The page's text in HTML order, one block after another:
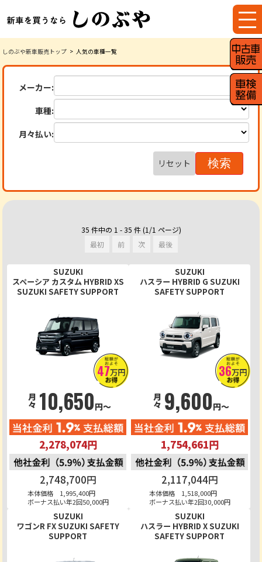
しのぶや新車販売トップ 人気の車種一覧
メーカー:
車種:
月々払い:
リセット
35 件中の 1 - 35 件 (1/1 ページ)
最初
前 次 最後
SUZUKI
スペーシア カスタム HYBRID XS
SUZUKI SAFETY SUPPORT
47万円
月々 10,650円～
2,278,074円
2,748,700円
本体価格 1,995,400円
ボーナス払い年2回50,000円
SUZUKI
ハスラー HYBRID G SUZUKI
SAFETY SUPPORT
36万円
月々 9,600円～
1,754,661円
2,117,044円
本体価格 1,518,000円
ボーナス払い年2回30,000円
SUZUKI
ワゴンR FX SUZUKI SAFETY
SUPPORT
SUZUKI
ハスラー HYBRID X SUZUKI
SAFETY SUPPORT